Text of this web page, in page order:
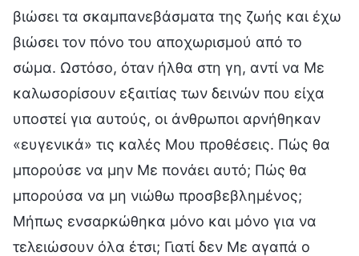
βιώσει τα σκαμπανεβάσματα της ζωής και έχω
βιώσει τον πόνο του αποχωρισμού από το
σώμα. Ωστόσο, όταν ήλθα στη γη, αντί να Με
καλωσορίσουν εξαιτίας των δεινών που είχα
υποστεί για αυτούς, οι άνθρωποι αρνήθηκαν
«ευγενικά» τις καλές Μου προθέσεις. Πώς θα
μπορούσε να μην Με πονάει αυτό; Πώς θα
μπορούσα να μη νιώθω προσβεβλημένος;
Μήπως ενσαρκώθηκα μόνο και μόνο για να
τελειώσουν όλα έτσι; Γιατί δεν Με αγαπά ο